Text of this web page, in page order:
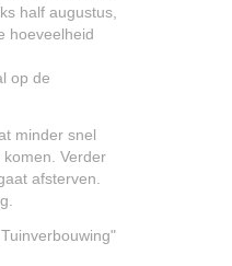
half augustus,
hoeveelheid
op de
minder snel
Verder
afsterven.